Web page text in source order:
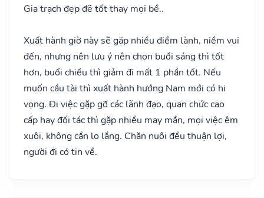
Gia trạch đẹp đẽ tốt thay mọi bề..
Xuất hành giờ này sẽ gặp nhiều điềm lành, niềm vui
đến, nhưng nên lưu ý nên chọn buổi sáng thì tốt
hơn, buổi chiều thì giảm đi mất 1 phần tốt. Nếu
muốn cầu tài thì xuất hành hướng Nam mới có hi
vọng. Đi việc gặp gỡ các lãnh đạo, quan chức cao
cấp hay đối tác thì gặp nhiều may mắn, mọi việc êm
xuôi, không cần lo lắng. Chăn nuôi đều thuận lợi,
người đi có tin về.